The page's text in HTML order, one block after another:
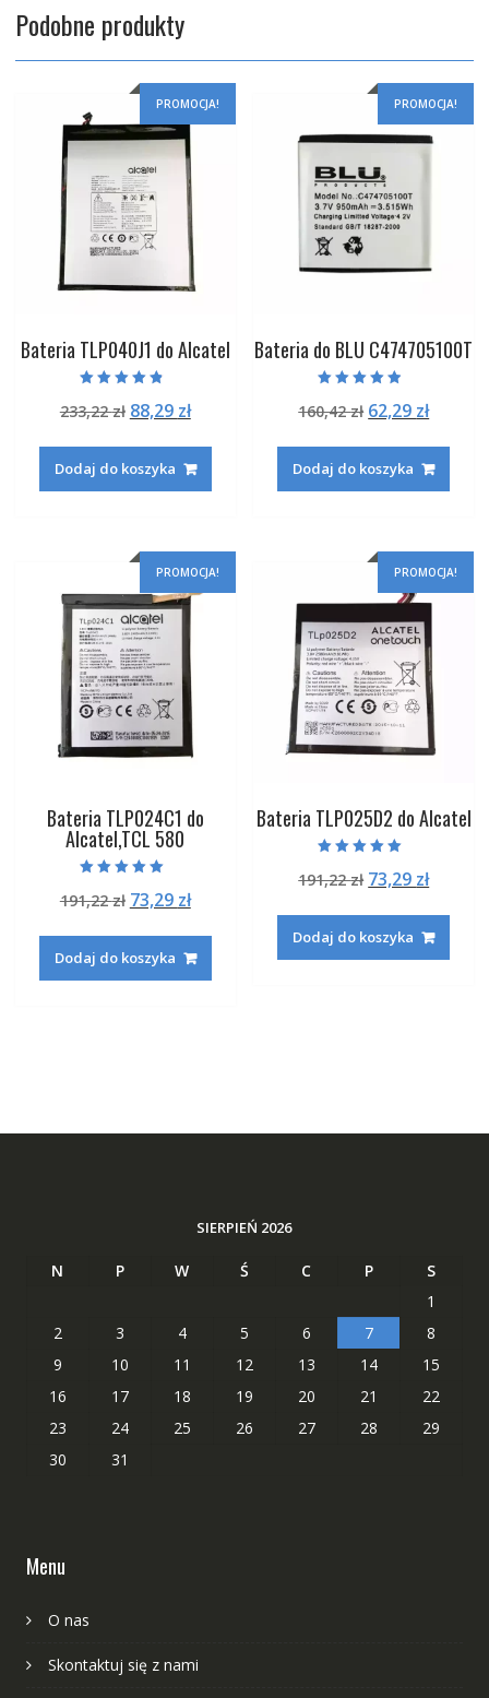
Podobne produkty
PROMOCJA!
Bateria TLP040J1 do Alcatel
4.50
na 5
233,22zł Pierwotna
wynosiła:
233,22 zł.
88,29 złAktualna
88,29 zł.
Dodaj do koszyka
PROMOCJA!
Bateria do BLU C474705100T
4.50
na 5
160,42zł Pierwotna
wynosiła:
160,42 zł.
62,29 zł
62,29
Dodaj do koszyka
PROMOCJA!
Bateria TLP024C1 do
Alcatel,TCL 580
5.00
na 5
191,22zł Pierwotna
wynosiła:
191,22 zł.
73,29 złAktualna
73,29 zł.
Dodaj do koszyka
PROMOCJA!
Bateria TLP025D2 do Alcatel
5.00
na 5
191,22zł Pierwotna
wynosiła:
191,22 zł.
73,29 zł
73,29
Dodaj do koszyka
SIERPIEŃ 2026
N P W Ś C P
S
1
2
3 4 5 6 7
8
9
10 11 12 13 14
15
16
17 18 19 20 21
22
23
24 25 26 27 28
29
30
31
Menu
O nas
Skontaktuj się z nami